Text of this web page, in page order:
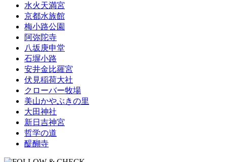
水火天満宮
京都水族館
梅小路公園
阿弥陀寺
八坂庚申堂
石塀小路
安井金比羅宮
伏見稲荷大社
クローバー牧場
美山かやぶきの里
大田神社
新日吉神宮
哲学の道
醍醐寺